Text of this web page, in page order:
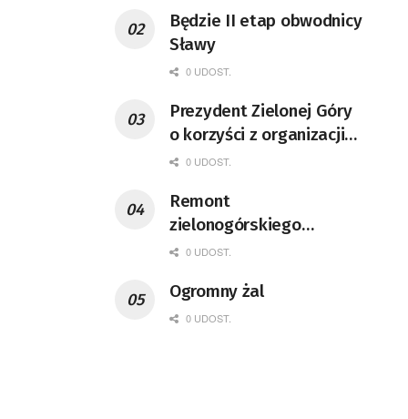
Będzie II etap obwodnicy
Sławy
0 UDOST.
Prezydent Zielonej Góry
o korzyści z organizacji
mety Tour de Pologne
0 UDOST.
Remont
zielonogórskiego
deptaka zgodnie z
0 UDOST.
Ogromny żal
0 UDOST.